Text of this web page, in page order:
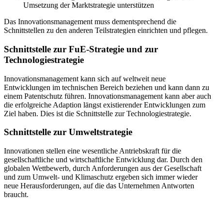
Umsetzung der Marktstrategie unterstützen
Das Innovationsmanagement muss dementsprechend die
Schnittstellen zu den anderen Teilstrategien einrichten und pflegen.
Schnittstelle zur FuE-Strategie und zur
Technologiestrategie
Innovationsmanagement kann sich auf weltweit neue
Entwicklungen im technischen Bereich beziehen und kann dann zu
einem Patentschutz führen. Innovationsmanagement kann aber auch
die erfolgreiche Adaption längst existierender Entwicklungen zum
Ziel haben. Dies ist die Schnittstelle zur Technologiestrategie.
Schnittstelle zur Umweltstrategie
Innovationen stellen eine wesentliche Antriebskraft für die
gesellschaftliche und wirtschaftliche Entwicklung dar. Durch den
globalen Wettbewerb, durch Anforderungen aus der Gesellschaft
und zum Umwelt- und Klimaschutz ergeben sich immer wieder
neue Herausforderungen, auf die das Unternehmen Antworten
braucht.